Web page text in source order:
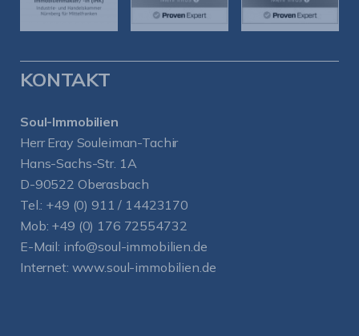
KONTAKT
Soul-Immobilien
Herr Eray Souleiman-Tachir
Hans-Sachs-Str. 1A
D-90522 Oberasbach
Tel.: +49 (0) 911 / 14423170
Mob: +49 (0) 176 72554732
E-Mail: info@soul-immobilien.de
Internet: www.soul-immobilien.de